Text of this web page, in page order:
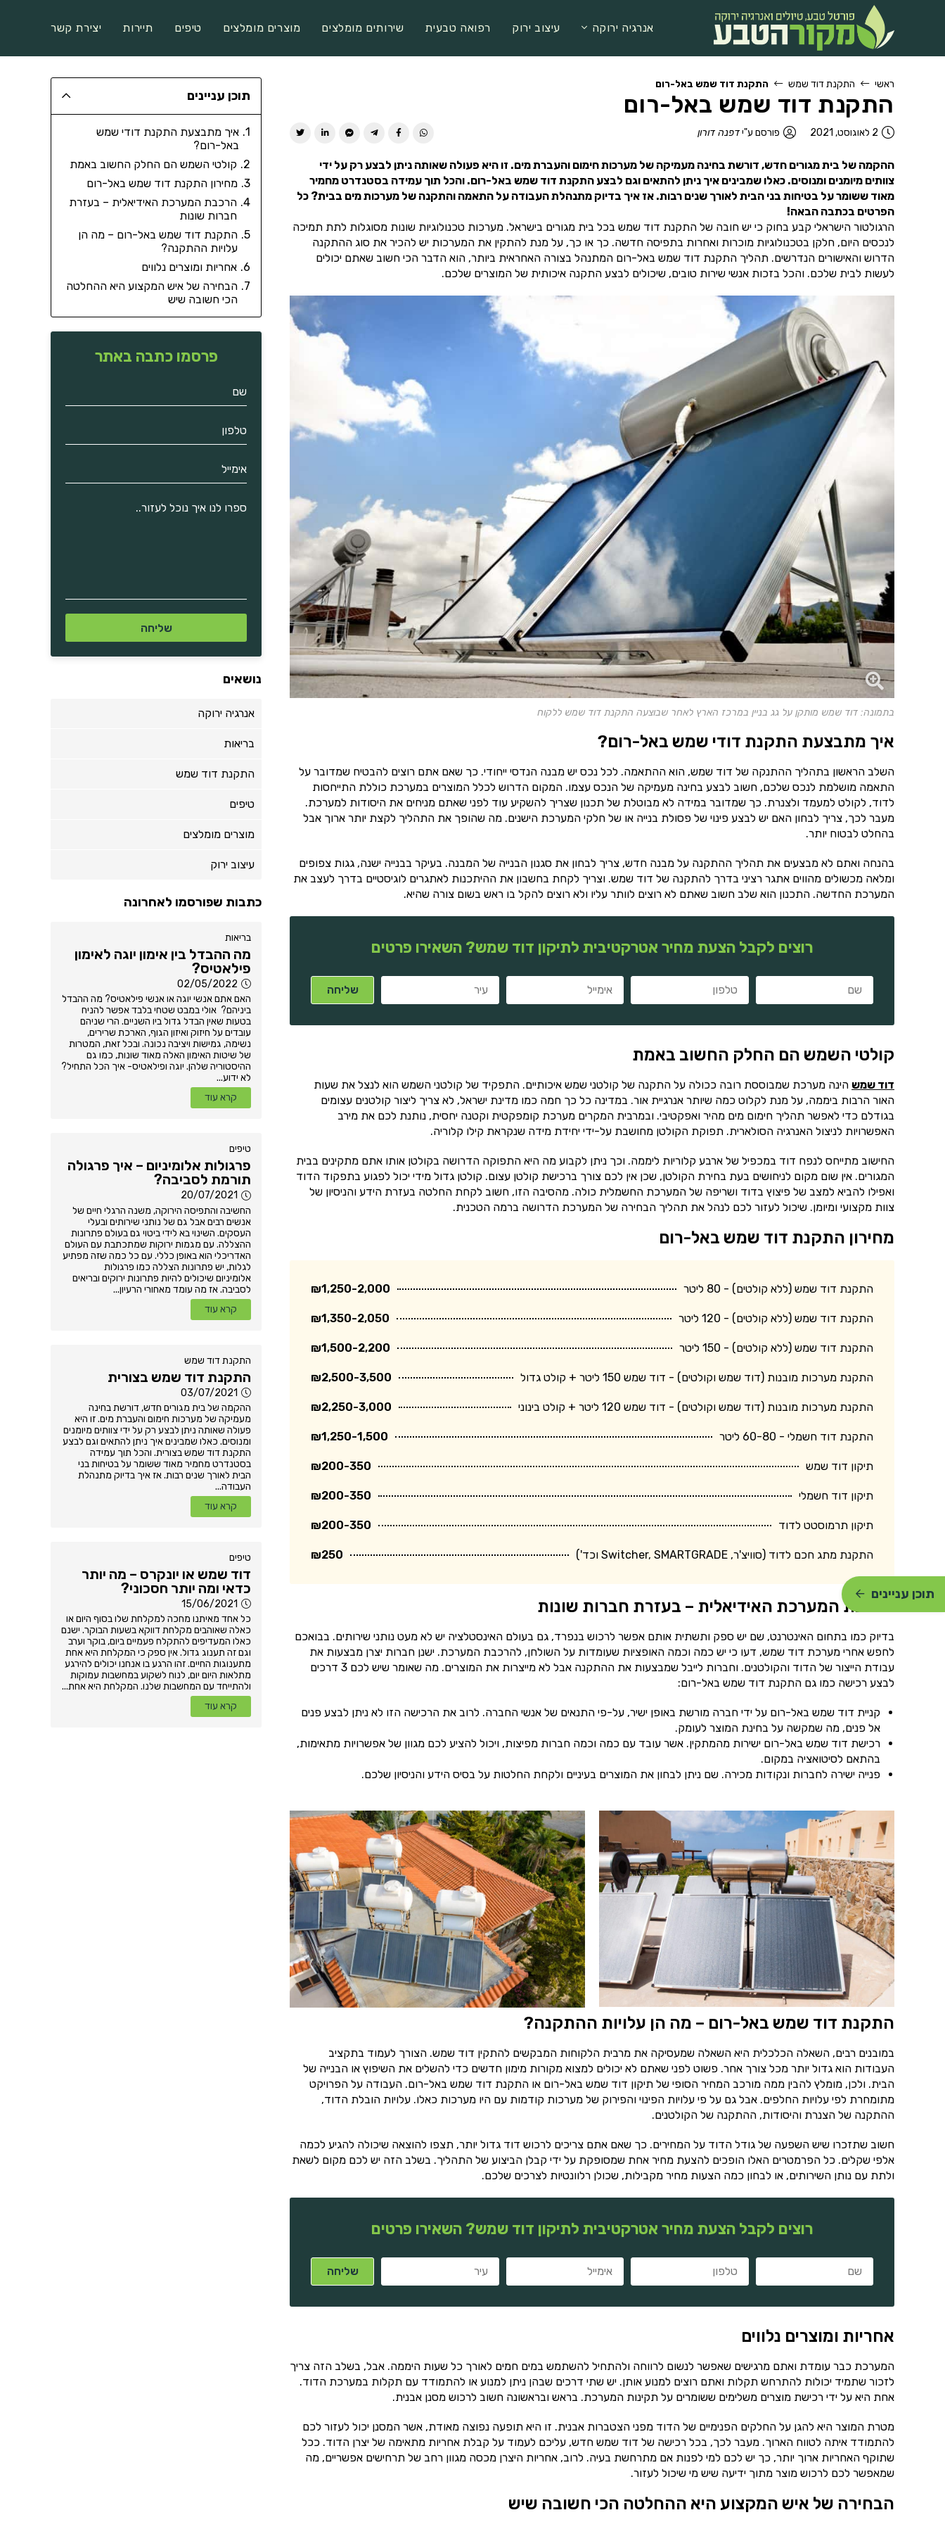
אנרגיה ירוקה עיצוב ירוק רפואה טבעית שירותים מומלצים מוצרים מומלצים טיפים תיירות יצירת קשר
ראשי התקנת דוד שמש התקנת דוד שמש באל-רום
התקנת דוד שמש באל-רום
2 לאוגוסט, 2021 פורסם ע"ידפנה דורון
ההקמה של בית מגורים חדש, דורשת בחינה מעמיקה של מערכות חימום והעברת מים. זו היא פעולה שאותה ניתן לבצע רק על ידי
צוותים מיומנים ומנוסים. כאלו שמבינים איך ניתן להתאים וגם לבצע התקנת דוד שמש באל-רום. והכל תוך עמידה בסטנדרט מחמיר
מאוד ששומר על בטיחות בני הבית לאורך שנים רבות. אז איך בדיוק מתנהלת העבודה על התאמה והתקנה של מערכות מים בבית? כל
הפרטים בכתבה הבאה!
הרגולטור הישראלי קבע בחוק כי יש חובה של התקנת דוד שמש בכל בית מגורים בישראל. מערכות טכנולוגיות שונות מסוגלות לתת תמיכה
לנכסים היום, חלקן בטכנולוגיות מוכרות ואחרות בתפיסה חדשה. כך או כך, על מנת להתקין את המערכות יש להכיר את סוג ההתקנה
הדרוש והאישורים הנדרשים. תהליך התקנת דוד שמש באל-רום המתנהל בצורה האחראית ביותר, הוא הדבר הכי חשוב שאתם יכולים
לעשות לבית שלכם. והכל בזכות אנשי שירות טובים, שיכולים לבצע התקנה איכותית של המוצרים שלכם.
בתמונה: דוד שמש מותקן על גג בניין במרכז הארץ לאחר שבוצעה התקנת דוד שמש ללקוח
איך מתבצעת התקנת דודי שמש באל-רום?
השלב הראשון בתהליך ההתנקה של דוד שמש, הוא ההתאמה. לכל נכס יש מבנה הנדסי ייחודי. כך שאם אתם רוצים להבטיח שמדובר על
התאמה מושלמת לנכס שלכם, חשוב לבצע בחינה מעמיקה של הנכס עצמו. המקום הדרוש לכלל המוצרים במערכת כוללת התייחסות
לדוד, לקולט למעמד ולצנרת. כך שמדובר במידה לא מבוטלת של תכנון שצריך להשקיע עוד לפני שאתם מניחים את היסודות למערכת.
מעבר לכך, צריך לבחון האם יש לבצע פינוי של פסולת בנייה או של חלקי המערכת הישנים. מה שהופך את התהליך לקצת יותר ארוך אבל
בהחלט לבטוח יותר.
בהנחה ואתם לא מבצעים את תהליך ההתקנה על מבנה חדש, צריך לבחון את סגנון הבנייה של המבנה. בעיקר בבנייה ישנה, גגות צפופים
ומלאה מכשולים מהווים אתגר רציני בדרך להתקנה של דוד שמש. וצריך לקחת בחשבון את ההיתכנות לאתגרים לוגיסטיים בדרך לעצב את
המערכת החדשה. התכנון הוא שלב חשוב שאתם לא רוצים לוותר עליו ולא רוצים להקל בו ראש בשום צורה שהיא.
רוצים לקבל הצעת מחיר אטרקטיבית לתיקון דוד שמש? השאירו פרטים
קולטי השמש הם החלק החשוב באמת
דוד שמש הינה מערכת שמבוססת רובה ככולה על התקנה של קולטני שמש איכותיים. התפקיד של קולטני השמש הוא לנצל את שעות
האור הרבות ביממה, על מנת לקלוט כמה שיותר אנרגיית אור. במדינה כל כך חמה כמו מדינת ישראל, לא צריך ליצור קולטנים עצומים
בגודלם כדי לאפשר תהליך חימום מים מהיר ואפקטיבי. ובמרבית המקרים מערכת קומפקטית וקטנה יחסית, נותנת לכם את מירב
האפשרויות לניצול האנרגיה הסולארית. תפוקת הקולטן מחושבת על-ידי יחידת מידה שנקראת קילו קלוריה.
החישוב מתייחס לנפח דוד במכפיל של ארבע קלוריות ליממה. וכך ניתן לקבוע מה היא התפוקה הדרושה בקולטן אותו אתם מתקינים בבית
המגורים. אין שום מקום לניחושים בעת בחירת הקולטן, שכן אין לכם צורך ברכישת קולטן עצום. קולטן גדול מידי יכול לפגוע בתפקוד הדוד
ואפילו להביא למצב של פיצוץ בדוד ושריפה של המערכת החשמלית כולה. מהסיבה הזו, חשוב לקחת החלטה בעזרת הידע והניסיון של
צוות מקצועי ומיומן. שיכול לעזור לכם לנהל את תהליך הבחירה של המערכת הדרושה ברמה הטכנית.
מחירון התקנת דוד שמש באל-רום
התקנת דוד שמש (ללא קולטים) - 80 ליטר ₪1,250-2,000
התקנת דוד שמש (ללא קולטים) - 120 ליטר ₪1,350-2,050
התקנת דוד שמש (ללא קולטים) - 150 ליטר ₪1,500-2,200
התקנת מערכות מובנות (דוד שמש וקולטים) - דוד שמש 150 ליטר + קולט גדול ₪2,500-3,500
התקנת מערכות מובנות (דוד שמש וקולטים) - דוד שמש 120 ליטר + קולט בינוני ₪2,250-3,000
התקנת דוד חשמלי - 60-80 ליטר ₪1,250-1,500
תיקון דוד שמש ₪200-350
תיקון דוד חשמלי ₪200-350
תיקון תרמוסטט לדוד ₪200-350
התקנת מתג חכם לדוד (סוויצ'ר, Switcher, SMARTGRADE וכד') ₪250
הרכבת המערכת האידיאלית – בעזרת חברות שונות
בדיוק כמו בתחום האינטרנט, שם יש ספק ותשתית אותם אפשר לרכוש בנפרד, גם בעולם האינסטלציה יש לא מעט נותני שירותים. בבואכם
לחפש אחרי מערכת דוד שמש, דעו כי יש כמה וכמה האופציות שעומדות על השולחן, להרכבת המערכת. ישנן חברות יצרן מבצעות את
עבודת הייצור של הדוד והקולטנים. וחברות לייבל שמבצעות את ההתקנה אבל לא מייצרות את המוצרים. מה שאומר שיש לכם 3 דרכים
לבצע רכישה כמו גם התקנת דוד שמש באל-רום:
קניית דוד שמש באל-רום על ידי חברה מורשת באופן ישיר, על-פי התנאים של אנשי החברה. לרוב את הרכישה הזו לא ניתן לבצע פנים
אל פנים, מה שמקשה על בחינת המוצר לעומק.
רכישת דוד שמש באל-רום ישירות מהמתקין. אשר עובד עם כמה וכמה חברות מפיצות, ויכול להציע לכם מגוון של אפשרויות מתאימות,
בהתאם לסיטואציה במקום.
פנייה ישירה לחברות ונקודות מכירה. שם ניתן לבחון את המוצרים בעיניים ולקחת החלטות על בסיס הידע והניסיון שלכם.
התקנת דוד שמש באל-רום – מה הן עלויות ההתקנה?
במובנים רבים, השאלה הכלכלית היא השאלה שמעסיקה את מרבית הלקוחות המבקשים להתקין דוד שמש. הצורך לעמוד בתקציב
העבודות הוא גדול יותר מכל צורך אחר. פשוט לפני שאתם לא יכולים למצוא מקורות מימון חדשים כדי להשלים את השיפוץ או הבנייה של
הבית. ולכן, מומלץ להבין ממה מורכב המחיר הסופי של תיקון דוד שמש באל-רום או התקנת דוד שמש באל-רום. העבודה על הפרויקט
מתומחרת לפי עלויות החלפים. אבל גם על פי עלויות הפינוי והפירוק של מערכות קודמות עם היו מערכות כאלו. עלויות הובלת הדוד,
ההתקנה של הצנרת והיסודות, ההתקנה של הקולטנים.
חשוב שתזכרו שיש השפעה של גודל הדוד על המחירים. כך שאם אתם צריכים לרכוש דוד גדול יותר, תצפו להוצאה שיכולה להגיע לכמה
אלפי שקלים. כל הפרמטרים האלו הופכים להצעת מחיר אחת שמסופקת על ידי קבלן הביצוע של התהליך. בשלב הזה יש לכם מקום לשאת
ולתת עם נותן השירותים, או לבחון כמה הצעות מחיר מקבילות, שכולן רלוונטיות לצרכים שלכם.
רוצים לקבל הצעת מחיר אטרקטיבית לתיקון דוד שמש? השאירו פרטים
אחריות ומוצרים נלווים
המערכת כבר עומדת ואתם מרגישים שאפשר לנשום לרווחה ולהתחיל להשתמש במים חמים לאורך כל שעות היממה. אבל, בשלב הזה צריך
לזכור שתמיד יכולות להתרחש תקלות ואתם רוצים למנוע אותן. יש שתי דרכים שבהן ניתן למנוע או להתמודד עם תקלות במערכת הדוד.
אחת היא על ידי רכישת מוצרים משלימים ששומרים על תקינות המערכת. בראש ובראשונה חשוב לרכוש מסנן אבנית.
מטרת המוצר היא להגן על החלקים הפנימיים של הדוד מפני הצטברות אבנית. זו היא תופעה נפוצה מאודת, אשר המסנן יכול לעזור לכם
להתמודד איתה לטווח הארוך. מעבר לכך, בכל רכישה של דוד שמש חדש, עליכם לעמוד על קבלת אחריות מתאימה של יצרן הדוד. ככל
שתוקף האחריות ארוך יותר, כך יש לכם למי לפנות אם מתרחשת בעיה. לרוב, אחריות היצרן מכסה מגוון רחב של תרחישים אפשריים, מה
שמאפשר לכם לרכוש מוצר מתוך ידיעה שיש מי שיכול לעזור.
הבחירה של איש המקצוע היא ההחלטה הכי חשובה שיש
תוכן עניינים
איך מתבצעת התקנת דודי שמש
באל-רום?
קולטי השמש הם החלק החשוב באמת
מחירון התקנת דוד שמש באל-רום
הרכבת המערכת האידיאלית – בעזרת
חברות שונות
התקנת דוד שמש באל-רום – מה הן
עלויות ההתקנה?
אחריות ומוצרים נלווים
הבחירה של איש המקצוע היא ההחלטה
הכי חשובה שיש
פרסמו כתבה באתר
נושאים
אנרגיה ירוקה
בריאות
התקנת דוד שמש
טיפים
מוצרים מומלצים
עיצוב ירוק
כתבות שפורסמו לאחרונה
בריאות
מה ההבדל בין אימון יוגה לאימון
פילאטיס?
02/05/2022
האם אתם אנשי יוגה או אנשי פילאטיס? מה ההבדל
ביניהם? אולי במבט שטחי בלבד אפשר להניח
בטעות שאין הבדל גדול ביו השניים. הרי שניהם
עובדים על חיזוק ואיזון הגוף, הארכת שרירים,
נשימה, גמישות ויציבה נכונה. ובכל זאת, המטרות
של שיטות האימון האלה מאוד שונות, כמו גם
ההיסטוריה שלהן. יוגה ופילאטיס- איך הכל התחיל?
לא ידוע...
קרא עוד
טיפים
פרגולות אלומיניום – איך פרגולה
תורמת לסביבה?
20/07/2021
החשיבה והתפיסה הירוקה, משנה הרגלי חיים של
אנשים רבים אבל גם של נותני שירותים ובעלי
העסקים. השינוי בא לידי ביטוי גם בעולם פתרונות
ההצללה. עם מגמות ירוקות שמתכתבת עם העולם
האדריכלי הוא באופן כללי. עם כל כמה שזה מפתיע
לגלות, יש פתרונות הצללה כמו פרגולות
אלומיניום שיכולים להיות פתרונות ירוקים ובריאים
לסביבה. אז מה עומד מאחורי הרעיון...
קרא עוד
התקנת דוד שמש
התקנת דוד שמש בצורית
03/07/2021
ההקמה של בית מגורים חדש, דורשת בחינה
מעמיקה של מערכות חימום והעברת מים. זו היא
פעולה שאותה ניתן לבצע רק על ידי צוותים מיומנים
ומנוסים. כאלו שמבינים איך ניתן להתאים וגם לבצע
התקנת דוד שמש בצורית. והכל תוך עמידה
בסטנדרט מחמיר מאוד ששומר על בטיחות בני
הבית לאורך שנים רבות. אז איך בדיוק מתנהלת
העבודה...
קרא עוד
טיפים
דוד שמש או יונקרס – מה יותר
כדאי ומה יותר חסכוני?
15/06/2021
כל אחד מאיתנו מחכה למקלחת שלו בסוף היום או
כאלה שאוהבים מקלחת דווקא בשעות הבוקר. ישנם
כאלו המעדיפים להתקלח פעמיים ביום, בוקר וערב
וגם זה תענוג גדול. אין ספק כי המקלחת היא אחת
מתענוגות החיים. זהו הרגע בו אנחנו יכולים להירגע
מתלאות היום יום, לנוח לשקוע במחשבות עמוקות
ולהתייחד עם המחשבות שלנו. המקלחת היא אחת...
קרא עוד
תוכן עניינים